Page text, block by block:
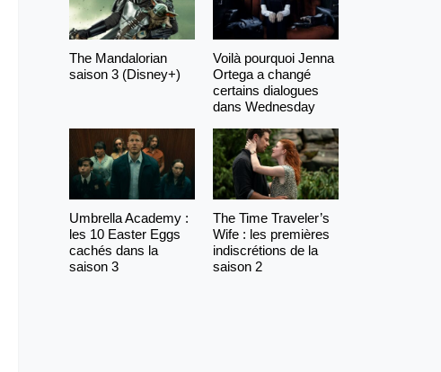
The Mandalorian
saison 3 (Disney+)
Voilà pourquoi Jenna
Ortega a changé
certains dialogues
dans Wednesday
Umbrella Academy :
les 10 Easter Eggs
cachés dans la
saison 3
The Time Traveler’s
Wife : les premières
indiscrétions de la
saison 2